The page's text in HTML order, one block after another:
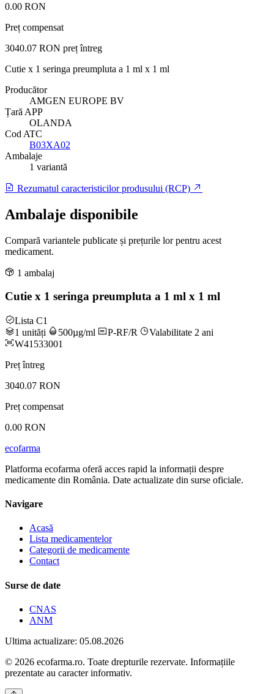
0.00 RON
Preț compensat
3040.07 RON preț întreg
Cutie x 1 seringa preumpluta a 1 ml x 1 ml
Producător
AMGEN EUROPE BV
Țară APP
OLANDA
Cod ATC
B03XA02
Ambalaje
1 variantă
Rezumatul caracteristicilor produsului (RCP)
Ambalaje disponibile
Compară variantele publicate și prețurile lor pentru acest
medicament.
1 ambalaj
Cutie x 1 seringa preumpluta a 1 ml x 1 ml
Lista C1
1 unități
500µg/ml P-RF/R
Valabilitate 2 ani
W41533001
Preț întreg
3040.07 RON
Preț compensat
0.00 RON
ecofarma
Platforma ecofarma oferă acces rapid la informații despre
medicamente din România. Date actualizate din surse oficiale.
Navigare
Acasă
Lista medicamentelor
Categorii de medicamente
Contact
Surse de date
CNAS
ANM
Ultima actualizare: 05.08.2026
© 2026 ecofarma.ro. Toate drepturile rezervate. Informațiile
prezentate au caracter informativ.